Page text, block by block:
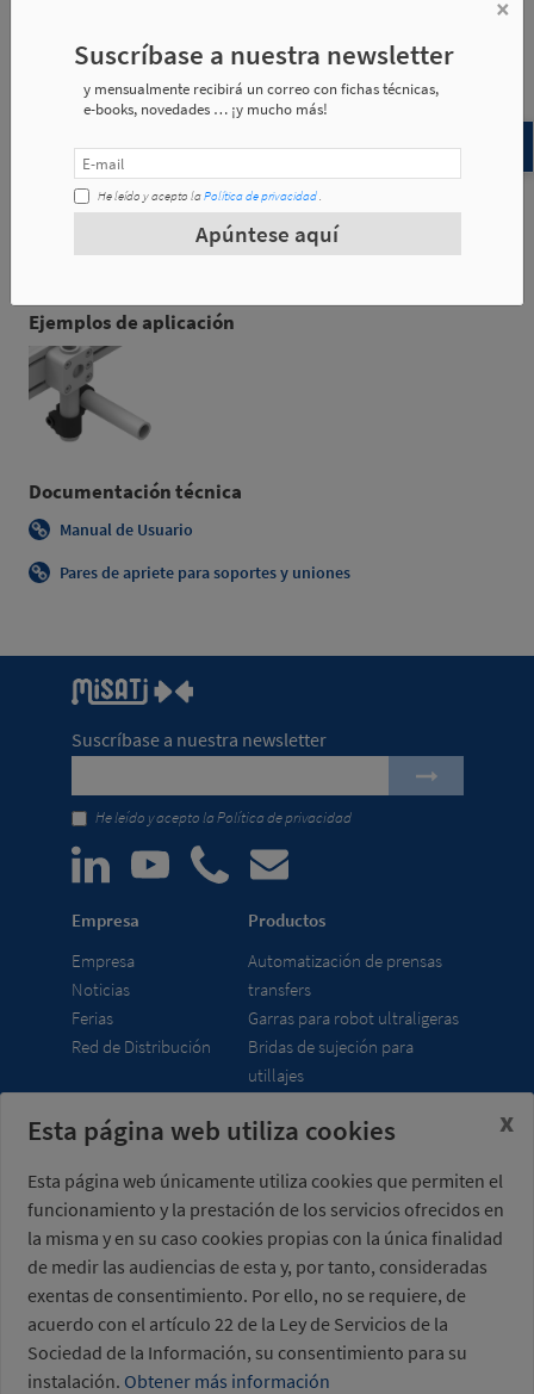
UCT90-30-30 30 30
UCT90-40-30 40 30 61.3
Ejemplos de aplicación
Documentación técnica
Manual de Usuario
Pares de apriete para soportes y uniones
×
Suscríbase a nuestra newsletter
y mensualmente recibirá un correo con fichas técnicas,
e-books, novedades … ¡y mucho más!
He leído y acepto laPolítica de privacidad.
Apúntese aquí
Suscríbase a nuestra newsletter
He leído y acepto laPolítica de privacidad
Empresa
Empresa
Noticias
Ferias
Red de Distribución
Productos
Automatización de prensas
transfers
Garras para robot ultraligeras
Bridas de sujeción para
utillajes
Misati S.L.
08960 Sant Just
Desvern
Barcelona - España
Horario
7:00 - 15:00 h (UTC+01:00)
+34 934 404 727
misati@misati.com
Esta página web utiliza cookies
Esta página web únicamente utiliza cookies que permiten el
funcionamiento y la prestación de los servicios ofrecidos en
la misma y en su caso cookies propias con la única finalidad
de medir las audiencias de esta y, por tanto, consideradas
exentas de consentimiento. Por ello, no se requiere, de
acuerdo con el artículo 22 de la Ley de Servicios de la
Sociedad de la Información, su consentimiento para su
instalación. Obtener más información
x